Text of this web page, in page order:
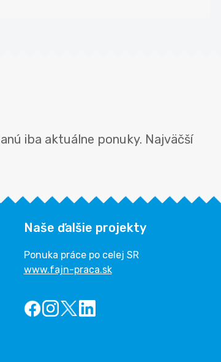
iba aktuálne ponuky. Najväčší
Naše ďalšie projekty
Ponuka práce po celej SR
www.fajn-praca.sk